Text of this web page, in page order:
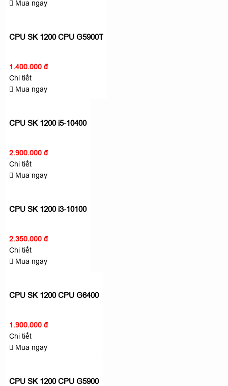
Mua ngay
CPU SK 1200 CPU G5900T
1.400.000 đ
Chi tiết
Mua ngay
CPU SK 1200 i5-10400
2.900.000 đ
Chi tiết
Mua ngay
CPU SK 1200 i3-10100
2.350.000 đ
Chi tiết
Mua ngay
CPU SK 1200 CPU G6400
1.900.000 đ
Chi tiết
Mua ngay
CPU SK 1200 CPU G5900